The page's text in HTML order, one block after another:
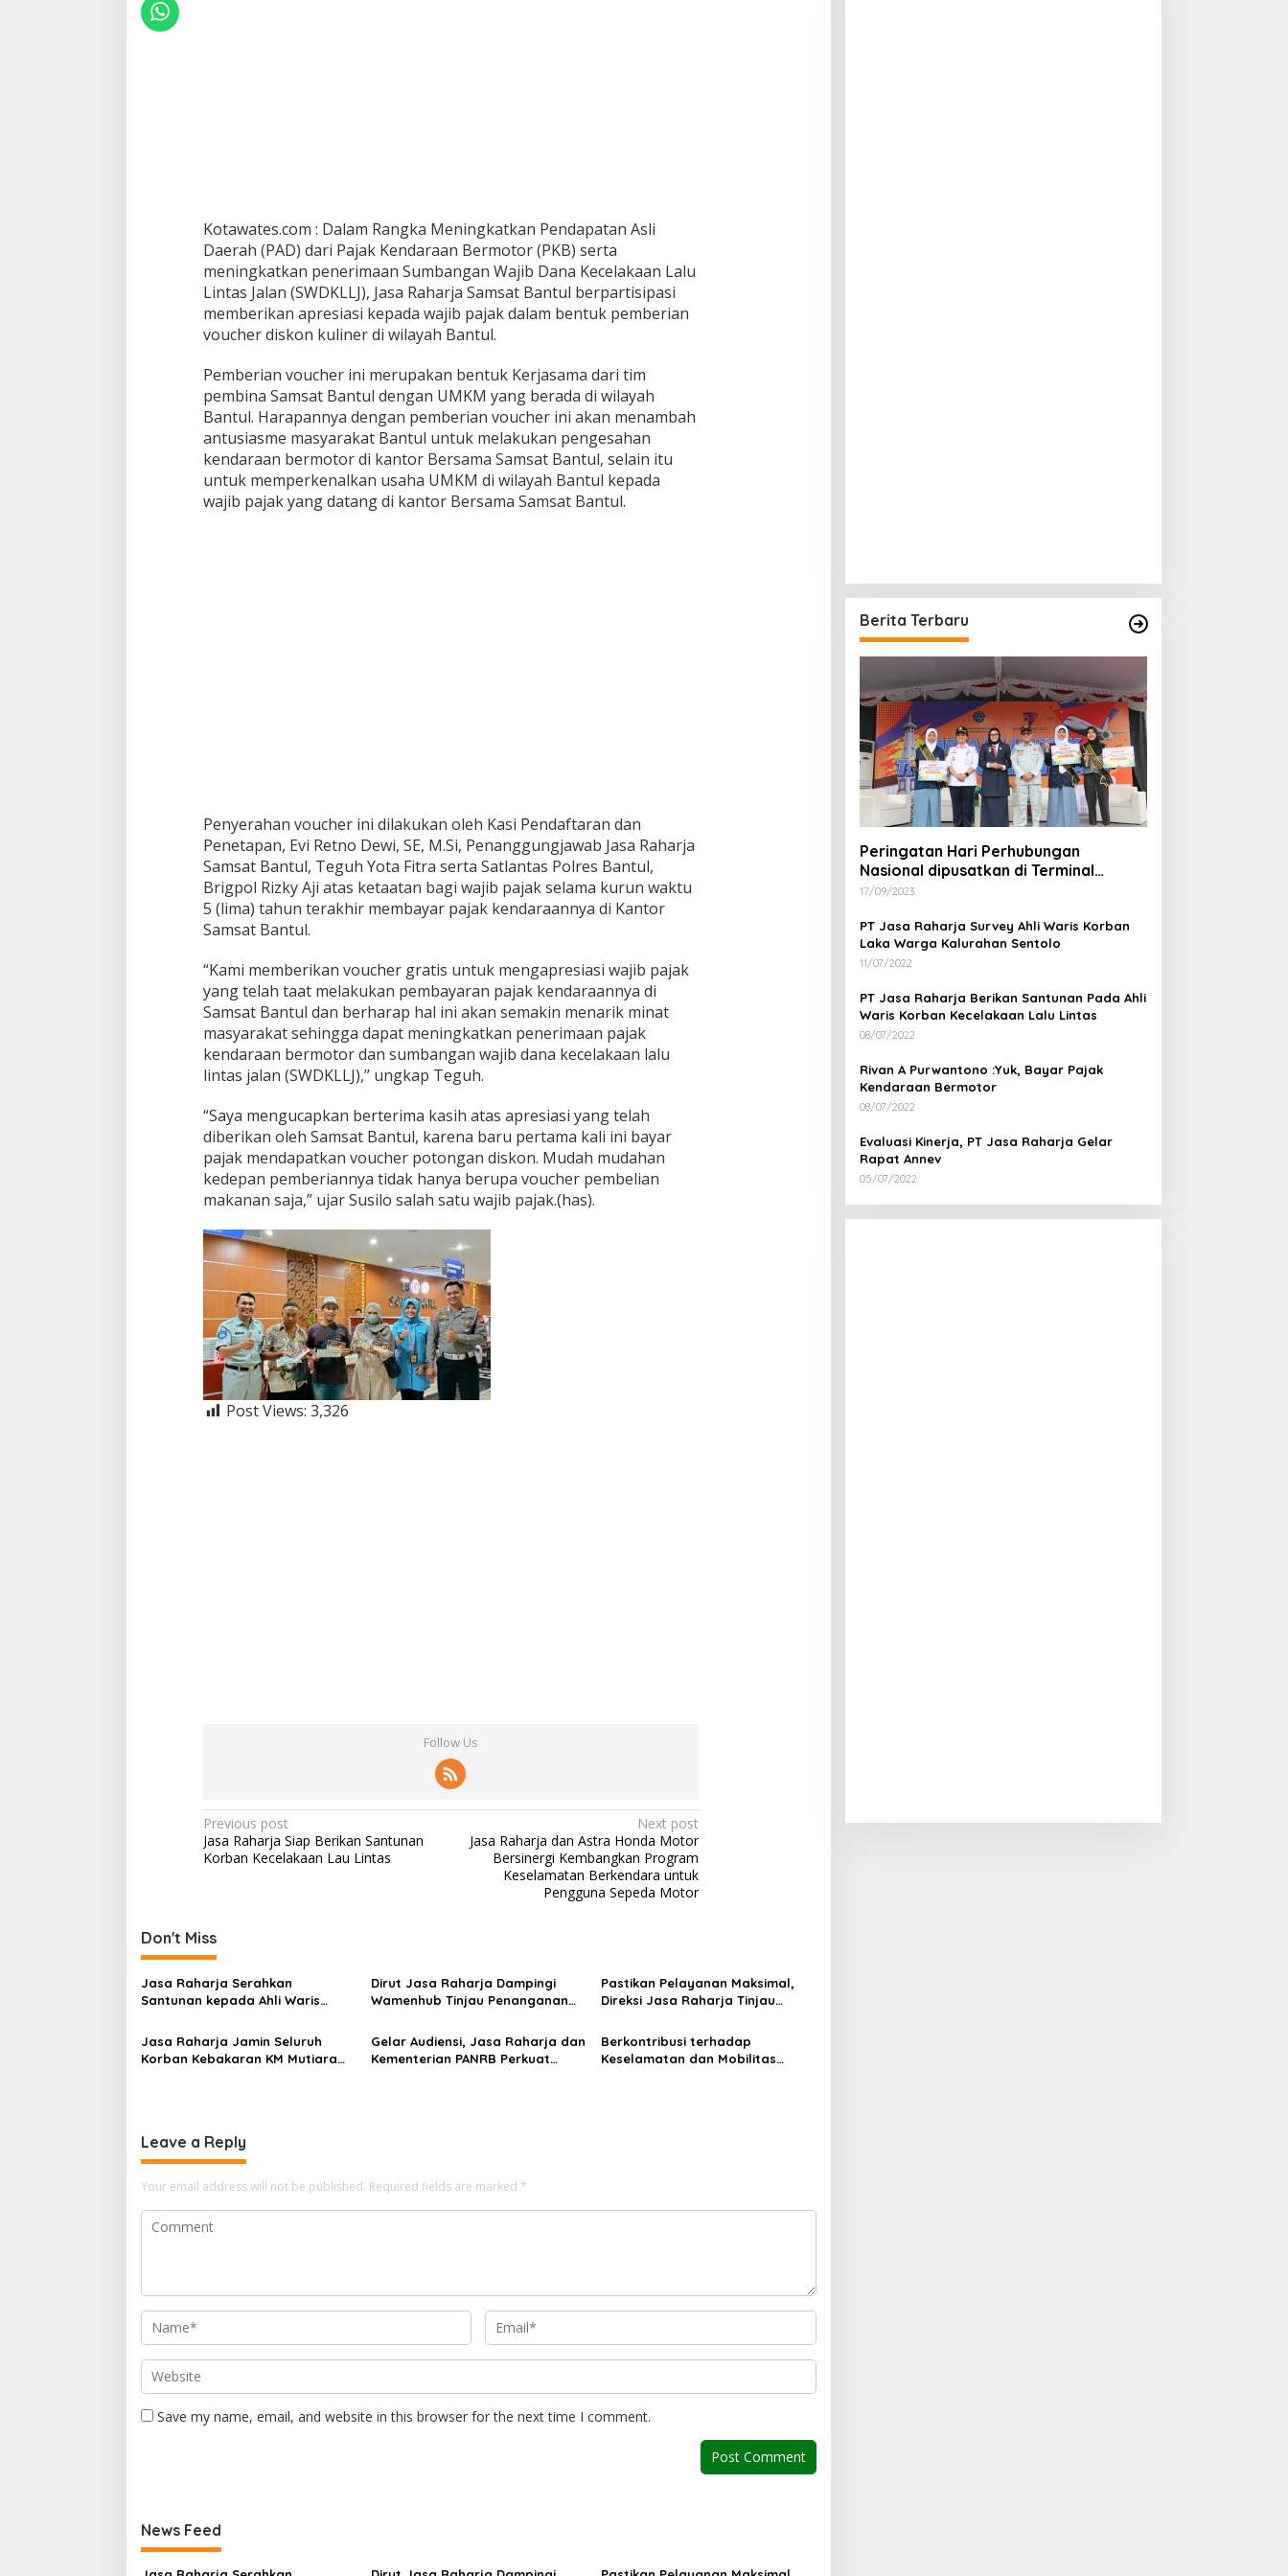
Kotawates.com : Dalam Rangka Meningkatkan Pendapatan Asli
Daerah (PAD) dari Pajak Kendaraan Bermotor (PKB) serta
meningkatkan penerimaan Sumbangan Wajib Dana Kecelakaan Lalu
Lintas Jalan (SWDKLLJ), Jasa Raharja Samsat Bantul berpartisipasi
memberikan apresiasi kepada wajib pajak dalam bentuk pemberian
voucher diskon kuliner di wilayah Bantul.
Pemberian voucher ini merupakan bentuk Kerjasama dari tim
pembina Samsat Bantul dengan UMKM yang berada di wilayah
Bantul. Harapannya dengan pemberian voucher ini akan menambah
antusiasme masyarakat Bantul untuk melakukan pengesahan
kendaraan bermotor di kantor Bersama Samsat Bantul, selain itu
untuk memperkenalkan usaha UMKM di wilayah Bantul kepada
wajib pajak yang datang di kantor Bersama Samsat Bantul.
Penyerahan voucher ini dilakukan oleh Kasi Pendaftaran dan
Penetapan, Evi Retno Dewi, SE, M.Si, Penanggungjawab Jasa Raharja
Samsat Bantul, Teguh Yota Fitra serta Satlantas Polres Bantul,
Brigpol Rizky Aji atas ketaatan bagi wajib pajak selama kurun waktu
5 (lima) tahun terakhir membayar pajak kendaraannya di Kantor
Samsat Bantul.
“Kami memberikan voucher gratis untuk mengapresiasi wajib pajak
yang telah taat melakukan pembayaran pajak kendaraannya di
Samsat Bantul dan berharap hal ini akan semakin menarik minat
masyarakat sehingga dapat meningkatkan penerimaan pajak
kendaraan bermotor dan sumbangan wajib dana kecelakaan lalu
lintas jalan (SWDKLLJ),’’ ungkap Teguh.
“Saya mengucapkan berterima kasih atas apresiasi yang telah
diberikan oleh Samsat Bantul, karena baru pertama kali ini bayar
pajak mendapatkan voucher potongan diskon. Mudah mudahan
kedepan pemberiannya tidak hanya berupa voucher pembelian
makanan saja,” ujar Susilo salah satu wajib pajak.(has).
Post Views: 3,326
Follow Us
Post
navigation
Previous post
Jasa Raharja Siap Berikan Santunan
Korban Kecelakaan Lau Lintas
Next post
Jasa Raharja dan Astra Honda Motor
Bersinergi Kembangkan Program
Keselamatan Berkendara untuk
Pengguna Sepeda Motor
Don't Miss
Jasa Raharja Serahkan
Santunan kepada Ahli Waris
Sentosa II
Dirut Jasa Raharja Dampingi
Wamenhub Tinjau Penanganan
RS PHC Surabaya
Pastikan Pelayanan Maksimal,
Direksi Jasa Raharja Tinjau
Sentosa II
Jasa Raharja Jamin Seluruh
Korban Kebakaran KM Mutiara
Gelar Audiensi, Jasa Raharja dan
Kementerian PANRB Perkuat
Berkontribusi terhadap
Keselamatan dan Mobilitas
Leave a Reply
Your email address will not be published. Required fields are marked *
Save my name, email, and website in this browser for the next time I comment.
News Feed
Berita Terbaru
Peringatan Hari Perhubungan
Nasional dipusatkan di Terminal
Wates Kulon Progo
17/09/2023
PT Jasa Raharja Survey Ahli Waris Korban
Laka Warga Kalurahan Sentolo
11/07/2022
PT Jasa Raharja Berikan Santunan Pada Ahli
Waris Korban Kecelakaan Lalu Lintas
08/07/2022
Rivan A Purwantono :Yuk, Bayar Pajak
Kendaraan Bermotor
08/07/2022
Evaluasi Kinerja, PT Jasa Raharja Gelar
Rapat Annev
05/07/2022